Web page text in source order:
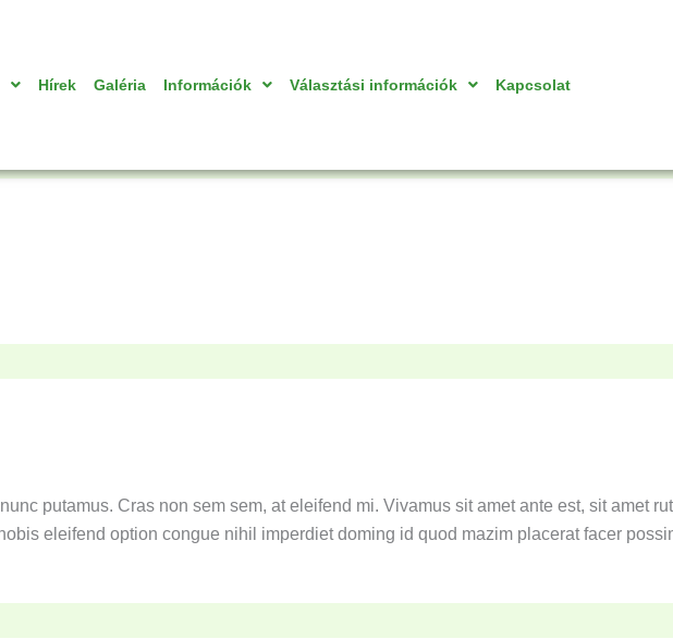
Hírek Galéria Információk Választási információk Kapcsolat
putamus. Cras non sem sem, at eleifend mi. Vivamus sit amet ante est, sit amet
eleifend option congue nihil imperdiet doming id quod mazim placerat facer